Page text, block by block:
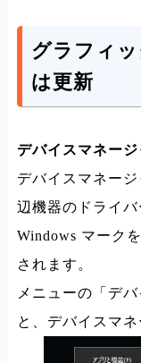
グラフィ
は更新
デバイスマネージ
デバイスマネー
辺機器のドライバ
Windows マーク
されます。
メニューの「デ
と、デバイスマ